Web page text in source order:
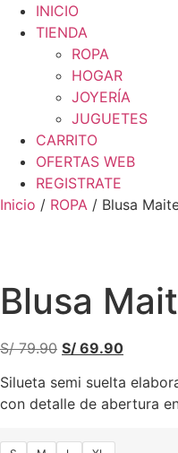
INICIO
TIENDA
ROPA
HOGAR
JOYERÍA
JUGUETES
CARRITO
OFERTAS WEB
REGISTRATE
Inicio / ROPA / Blusa
Blusa
S/79.90 El
original
era:
S/ 69.90El
actual
es:
Silueta semi suelta
con detalle de abertura